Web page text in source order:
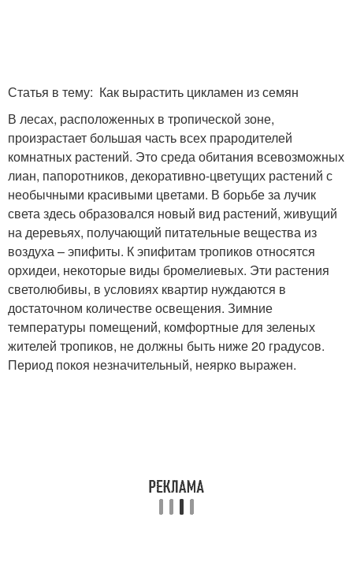
Статья в тему: Как вырастить цикламен из семян
В лесах, расположенных в тропической зоне,
произрастает большая часть всех прародителей
комнатных растений. Это среда обитания всевозможных
лиан, папоротников, декоративно-цветущих растений с
необычными красивыми цветами. В борьбе за лучик
света здесь образовался новый вид растений, живущий
на деревьях, получающий питательные вещества из
воздуха – эпифиты. К эпифитам тропиков относятся
орхидеи, некоторые виды бромелиевых. Эти растения
светолюбивы, в условиях квартир нуждаются в
достаточном количестве освещения. Зимние
температуры помещений, комфортные для зеленых
жителей тропиков, не должны быть ниже 20 градусов.
Период покоя незначительный, неярко выражен.